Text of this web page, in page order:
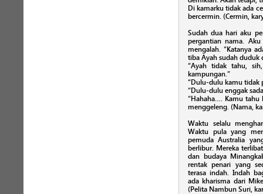
Di kamarku tidak ada
bercermin. (Cermin,
Sudah dua hari aku
pergantian nama.
mengalah. “Katanya
tiba Ayah sudah duduk
“Ayah tidak tahu,
kampungan.”
“Dulu-dulu kamu tidak
“Dulu-dulu enggak
“Hahaha…. Kamu tahu
menggeleng. (Nama,
Waktu selalu
Waktu pula yang
pemuda Australia
berlibur. Mereka
dan budaya
rentak penari yang
terasa indah. Indah
ada kharisma dari
(Pelita Nambun Suri,